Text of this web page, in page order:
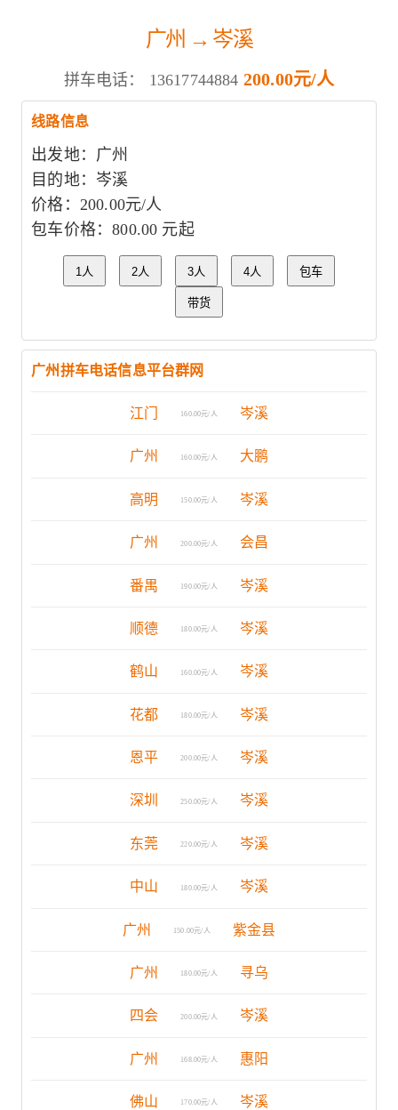
广州 → 岑溪
拼车电话： 13617744884 200.00元/人
线路信息
出发地：广州
目的地：岑溪
价格：200.00元/人
包车价格：800.00 元起
1人 2人 3人 4人 包车
带货
广州拼车电话信息平台群网
江门 160.00元/人 岑溪
广州 160.00元/人 大鹏
高明 150.00元/人 岑溪
广州 200.00元/人 会昌
番禺 190.00元/人 岑溪
顺德 180.00元/人 岑溪
鹤山 160.00元/人 岑溪
花都 180.00元/人 岑溪
恩平 200.00元/人 岑溪
深圳 250.00元/人 岑溪
东莞 220.00元/人 岑溪
中山 180.00元/人 岑溪
广州 150.00元/人 紫金县
广州 180.00元/人 寻乌
四会 200.00元/人 岑溪
广州 168.00元/人 惠阳
佛山 170.00元/人 岑溪